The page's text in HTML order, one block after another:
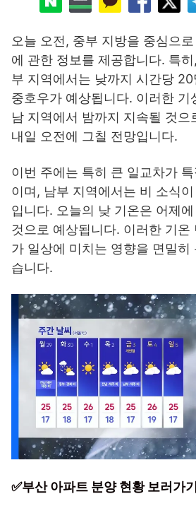
오늘 오전, 중부 지방을 중심으
에 관한 정보를 제공합니다. 특
부 지역에서는 낮까지 시간당
중호우가 예상됩니다. 이러한 기
남 지역에서 밤까지 지속될 것으
내일 오전에 그칠 전망입니다.
이번 주에는 특히 큰 일교차가
이며, 남부 지역에서는 비 소식
입니다. 오늘의 낮 기온은 어제
것으로 예상됩니다. 이러한 기온
가 일상에 미치는 영향을 면밀히
습니다.
✅부산 아파트 분양 현황 보러가